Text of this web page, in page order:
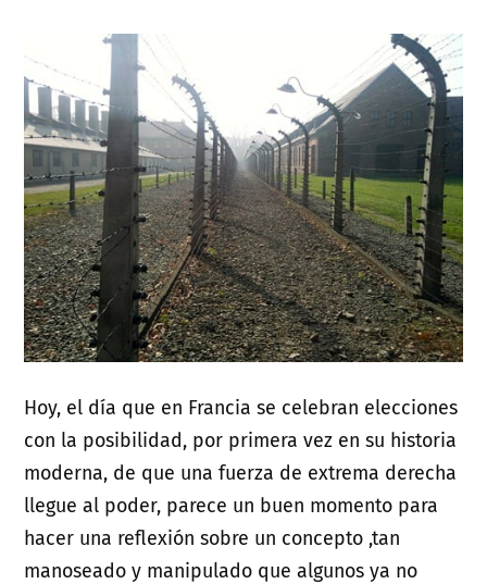
Hoy, el día que en Francia se celebran elecciones
con la posibilidad, por primera vez en su historia
moderna, de que una fuerza de extrema derecha
llegue al poder, parece un buen momento para
hacer una reflexión sobre un concepto ,tan
manoseado y manipulado que algunos ya no